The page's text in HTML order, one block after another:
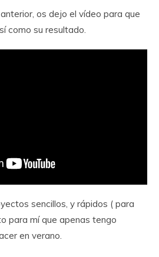
os dejo el vídeo para que
como su resultado.
sencillos, y rápidos ( para
para mí que apenas tengo
en verano.